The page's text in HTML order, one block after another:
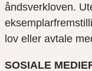
åndsverkloven.
lov eller avtale
SOSIALE